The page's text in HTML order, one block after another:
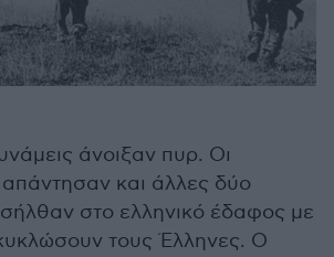
άνοιξαν πυρ. Οι
απάντησαν και άλλες δύο
στο ελληνικό έδαφος με
τους Έλληνες. Ο